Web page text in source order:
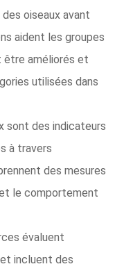
oiseaux avant
aident les groupes
être améliorés et
utilisées dans
sont des indicateurs
à travers
des mesures
le comportement
évaluent
incluent des